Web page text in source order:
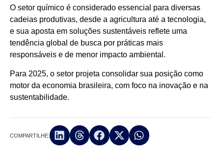
O setor químico é considerado essencial para diversas
cadeias produtivas, desde a agricultura até a tecnologia,
e sua aposta em soluções sustentáveis reflete uma
tendência global de busca por práticas mais
responsáveis e de menor impacto ambiental.
Para 2025, o setor projeta consolidar sua posição como
motor da economia brasileira, com foco na inovação e na
sustentabilidade.
COMPARTILHE: